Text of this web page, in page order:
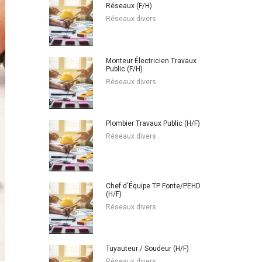
Réseaux (F/H)
Réseaux divers
Monteur Électricien Travaux
Public (F/H)
Réseaux divers
Plombier Travaux Public (H/F)
Réseaux divers
Chef d'Équipe TP Fonte/PEHD
(H/F)
Réseaux divers
Tuyauteur / Soudeur (H/F)